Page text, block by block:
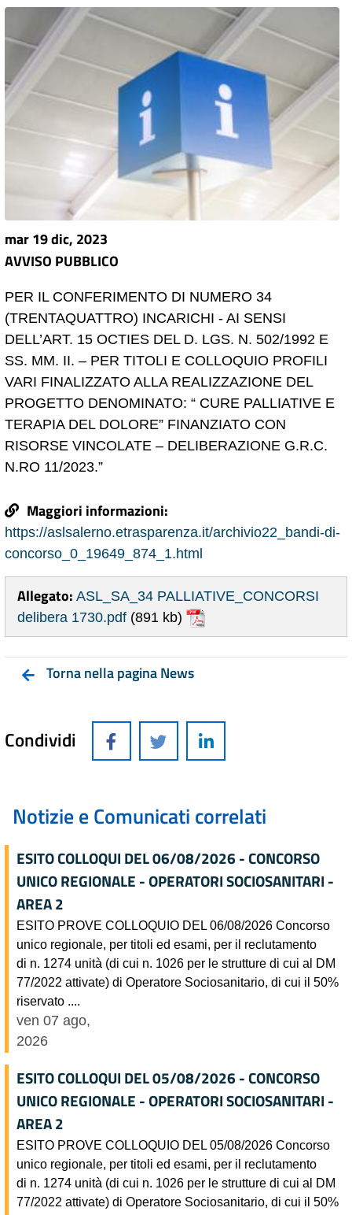
mar 19 dic, 2023
AVVISO PUBBLICO
PER IL CONFERIMENTO DI NUMERO 34
(TRENTAQUATTRO) INCARICHI - AI SENSI
DELL’ART. 15 OCTIES DEL D. LGS. N. 502/1992 E
SS. MM. II. – PER TITOLI E COLLOQUIO PROFILI
VARI FINALIZZATO ALLA REALIZZAZIONE DEL
PROGETTO DENOMINATO: “ CURE PALLIATIVE E
TERAPIA DEL DOLORE” FINANZIATO CON
RISORSE VINCOLATE – DELIBERAZIONE G.R.C.
N.RO 11/2023.”
Maggiori informazioni:
https://aslsalerno.etrasparenza.it/archivio22_bandi-di-
concorso_0_19649_874_1.html
Allegato: ASL_SA_34 PALLIATIVE_CONCORSI
delibera 1730.pdf (891 kb)
Torna nella pagina News
Condividi
Notizie e Comunicati correlati
ESITO COLLOQUI DEL 06/08/2026 - CONCORSO
UNICO REGIONALE - OPERATORI SOCIOSANITARI -
AREA 2
ESITO PROVE COLLOQUIO DEL 06/08/2026 Concorso
unico regionale, per titoli ed esami, per il reclutamento
di n. 1274 unità (di cui n. 1026 per le strutture di cui al DM
77/2022 attivate) di Operatore Sociosanitario, di cui il 50%
riservato ....
ven 07 ago,
2026
ESITO COLLOQUI DEL 05/08/2026 - CONCORSO
UNICO REGIONALE - OPERATORI SOCIOSANITARI -
AREA 2
ESITO PROVE COLLOQUIO DEL 05/08/2026 Concorso
unico regionale, per titoli ed esami, per il reclutamento
di n. 1274 unità (di cui n. 1026 per le strutture di cui al DM
77/2022 attivate) di Operatore Sociosanitario, di cui il 50%